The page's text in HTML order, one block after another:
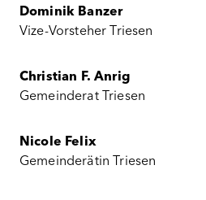
Dominik Banzer
Vize-Vorsteher Triesen
Christian F. Anrig
Gemeinderat Triesen
Nicole Felix
Gemeinderätin Triesen